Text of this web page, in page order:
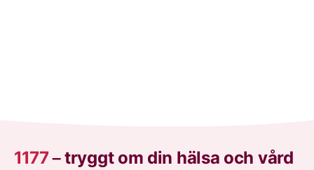
1177–tryggt om din hälsa och vård